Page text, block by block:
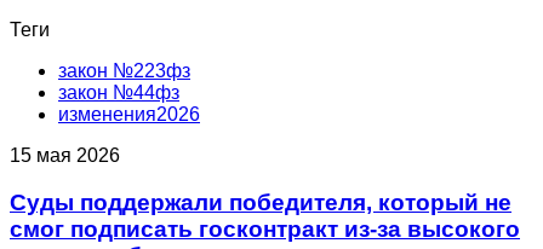
Теги
закон №223фз
закон №44фз
изменения2026
15 мая 2026
Суды поддержали победителя, который не
смог подписать госконтракт из-за высокого